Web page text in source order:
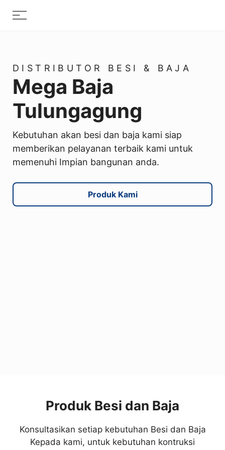
Menu
DISTRIBUTOR BESI & BAJA
Mega Baja
Tulungagung
Kebutuhan akan besi dan baja kami siap
memberikan pelayanan terbaik kami untuk
memenuhi Impian bangunan anda.
Produk Kami
Produk Besi dan Baja
Konsultasikan setiap kebutuhan Besi dan Baja
Kepada kami, untuk kebutuhan kontruksi